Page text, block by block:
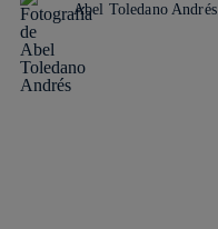
Abel Toledano Andrés